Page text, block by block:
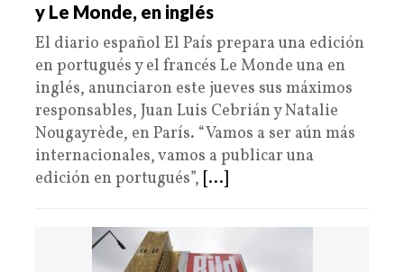
y Le Monde, en inglés
El diario español El País prepara una edición
en portugués y el francés Le Monde una en
inglés, anunciaron este jueves sus máximos
responsables, Juan Luis Cebrián y Natalie
Nougayrède, en París. “Vamos a ser aún más
internacionales, vamos a publicar una
edición en portugués”, [...]